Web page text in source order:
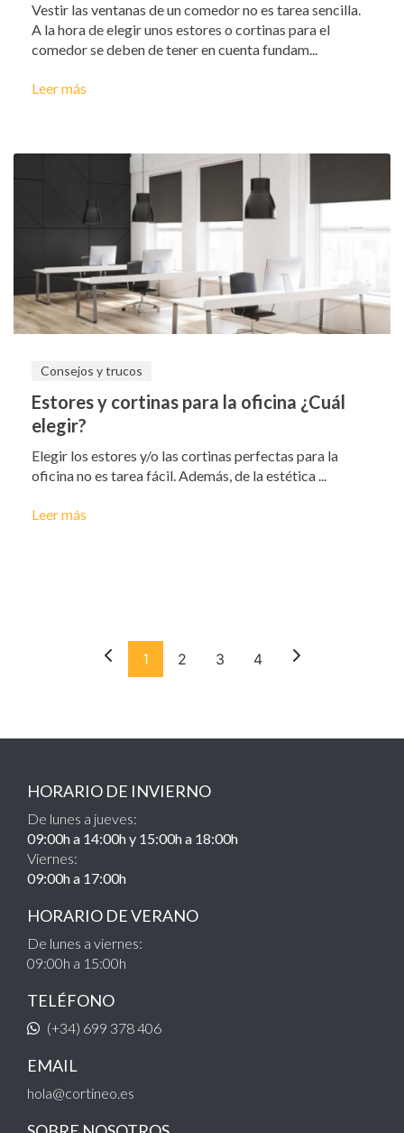
Vestir las ventanas de un comedor no es tarea sencilla.
A la hora de elegir unos estores o cortinas para el
comedor se deben de tener en cuenta fundam...
Leer más
Consejos y trucos
Estores y cortinas para la oficina ¿Cuál
elegir?
Elegir los estores y/o las cortinas perfectas para la
oficina no es tarea fácil. Además, de la estética ...
Leer más
1 2 3 4
HORARIO DE INVIERNO
De lunes a jueves:
09:00h a 14:00h y 15:00h a 18:00h
Viernes:
09:00h a 17:00h
HORARIO DE VERANO
De lunes a viernes:
09:00h a 15:00h
TELÉFONO
(+34) 699 378 406
EMAIL
hola@cortineo.es